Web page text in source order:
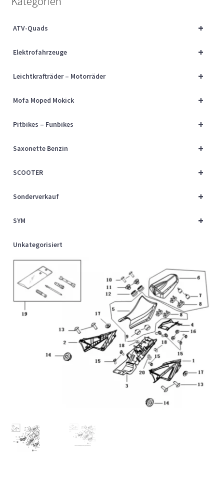
Über uns
+
ATV-Quads
+
Elektrofahrzeuge
+
Leichtkrafträder – Motorräder
+
Mofa Moped Mokick
+
Pitbikes – Funbikes
+
Saxonette Benzin
+
SCOOTER
+
Sonderverkauf
+
SYM
Unkategorisiert